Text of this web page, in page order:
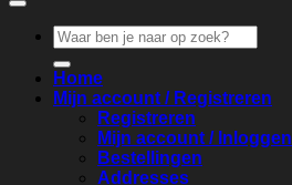
Zoeken
naar:
Home
Mijn account / Registreren
Registreren
Mijn account / Inloggen
Bestellingen
Addresses